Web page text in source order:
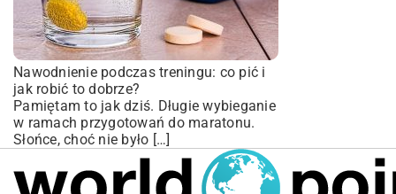
Nawodnienie podczas treningu: co pić i
jak robić to dobrze?
Pamiętam to jak dziś. Długie wybieganie
w ramach przygotowań do maratonu.
Słońce, choć nie było […]